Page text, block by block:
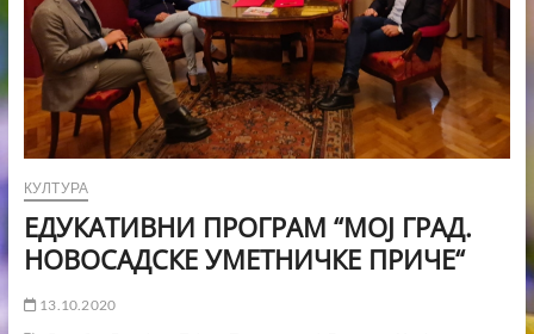
КУЛТУРА
ЕДУКАТИВНИ ПРОГРАМ “МОЈ ГРАД.
НОВОСАДСКЕ УМЕТНИЧКЕ ПРИЧЕ“
13.10.2020